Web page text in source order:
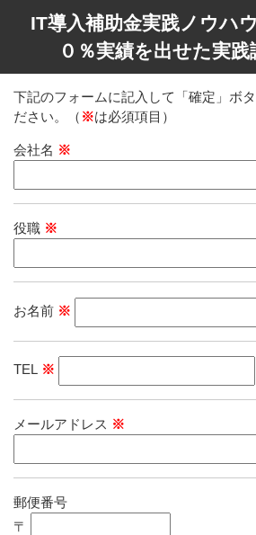
IT導入補助金実践ノウハ
０％実績を出せた実践
下記のフォームに記入して「確定」ボ
ださい。（ ※は必須項目）
会社名 ※
役職 ※
お名前 ※
TEL ※
メールアドレス ※
郵便番号
〒